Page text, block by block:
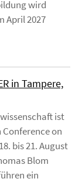
wird
April 2027
in Tampere,
ist
on
bis 21. August
Blom
ein